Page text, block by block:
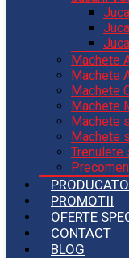
Machete
Machete
Machete
Machete
Machete
Machete
Trenulete
PROMOTII
OFERTE
CONTACT
BLOG